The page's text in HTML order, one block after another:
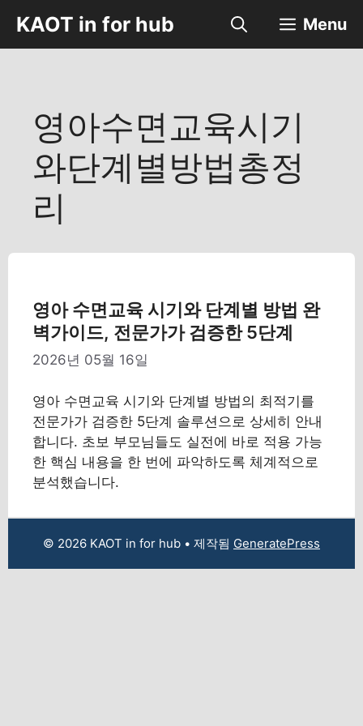
츠
KAOT in for hub Menu
영아수면교육시기
와단계별방법총정
리
영아 수면교육 시기와 단계별 방법 완
벽가이드, 전문가가 검증한 5단계
2026년 05월 16일
영아 수면교육 시기와 단계별 방법의 최적기를
전문가가 검증한 5단계 솔루션으로 상세히 안내
합니다. 초보 부모님들도 실전에 바로 적용 가능
한 핵심 내용을 한 번에 파악하도록 체계적으로
분석했습니다.
© 2026 KAOT in for hub • 제작됨 GeneratePress